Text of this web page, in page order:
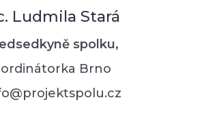
PODPOŘTE NÁS
PŮSOBIŠTĚ
Ludmila Stará
spolku,
Brno